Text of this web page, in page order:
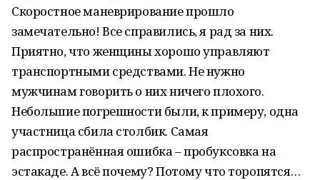
Скоростное маневрирование прошло
замечательно! Все справились, я рад за них.
Приятно, что женщины хорошо управляют
транспортными средствами. Не нужно
мужчинам говорить о них ничего плохого.
Небольшие погрешности были, к примеру, одна
участница сбила столбик. Самая
распространённая ошибка – пробуксовка на
эстакаде. А всё почему? Потому что торопятся…